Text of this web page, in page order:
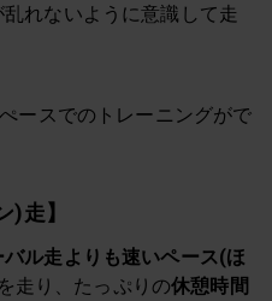
れないように意識して走
ースでのトレーニングがで
)走】
ル走よりも速いペース(ほ
を走り、たっぷりの休憩時間